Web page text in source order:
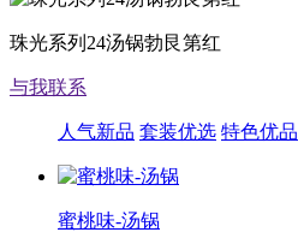
珠光系列24汤锅勃艮第红
与我联系
人气新品 套装优选 特色优品
蜜桃味-汤锅